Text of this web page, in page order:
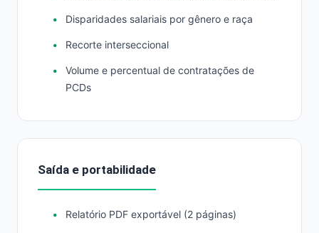
Disparidades salariais por gênero e raça
Recorte interseccional
Volume e percentual de contratações de
PCDs
Saída e portabilidade
Relatório PDF exportável (2 páginas)